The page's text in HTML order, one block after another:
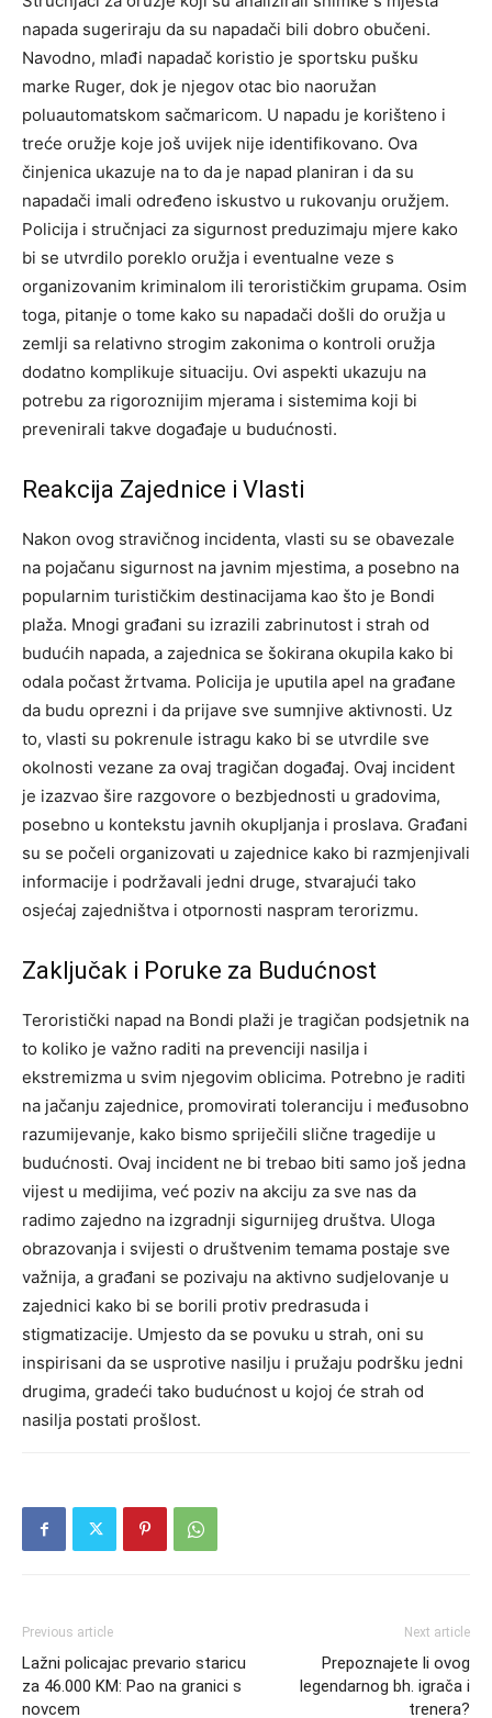
napada sugeriraju da su napadači bili dobro obučeni.
Navodno, mlađi napadač koristio je sportsku pušku
marke Ruger, dok je njegov otac bio naoružan
poluautomatskom sačmaricom. U napadu je korišteno i
treće oružje koje još uvijek nije identifikovano. Ova
činjenica ukazuje na to da je napad planiran i da su
napadači imali određeno iskustvo u rukovanju oružjem.
Policija i stručnjaci za sigurnost preduzimaju mjere kako
bi se utvrdilo poreklo oružja i eventualne veze s
organizovanim kriminalom ili terorističkim grupama. Osim
toga, pitanje o tome kako su napadači došli do oružja u
zemlji sa relativno strogim zakonima o kontroli oružja
dodatno komplikuje situaciju. Ovi aspekti ukazuju na
potrebu za rigoroznijim mjerama i sistemima koji bi
prevenirali takve događaje u budućnosti.
Reakcija Zajednice i Vlasti
Nakon ovog stravičnog incidenta, vlasti su se obavezale
na pojačanu sigurnost na javnim mjestima, a posebno na
popularnim turističkim destinacijama kao što je Bondi
plaža. Mnogi građani su izrazili zabrinutost i strah od
budućih napada, a zajednica se šokirana okupila kako bi
odala počast žrtvama. Policija je uputila apel na građane
da budu oprezni i da prijave sve sumnjive aktivnosti. Uz
to, vlasti su pokrenule istragu kako bi se utvrdile sve
okolnosti vezane za ovaj tragičan događaj. Ovaj incident
je izazvao šire razgovore o bezbjednosti u gradovima,
posebno u kontekstu javnih okupljanja i proslava. Građani
su se počeli organizovati u zajednice kako bi razmjenjivali
informacije i podržavali jedni druge, stvarajući tako
osjećaj zajedništva i otpornosti naspram terorizmu.
Zaključak i Poruke za Budućnost
Teroristički napad na Bondi plaži je tragičan podsjetnik na
to koliko je važno raditi na prevenciji nasilja i
ekstremizma u svim njegovim oblicima. Potrebno je raditi
na jačanju zajednice, promovirati toleranciju i međusobno
razumijevanje, kako bismo spriječili slične tragedije u
budućnosti. Ovaj incident ne bi trebao biti samo još jedna
vijest u medijima, već poziv na akciju za sve nas da
radimo zajedno na izgradnji sigurnijeg društva. Uloga
obrazovanja i svijesti o društvenim temama postaje sve
važnija, a građani se pozivaju na aktivno sudjelovanje u
zajednici kako bi se borili protiv predrasuda i
stigmatizacije. Umjesto da se povuku u strah, oni su
inspirisani da se usprotive nasilju i pružaju podršku jedni
drugima, gradeći tako budućnost u kojoj će strah od
nasilja postati prošlost.
Previous article
Lažni policajac prevario staricu
za 46.000 KM: Pao na granici s
novcem
Next article
Prepoznajete li ovog
legendarnog bh. igrača i
trenera?